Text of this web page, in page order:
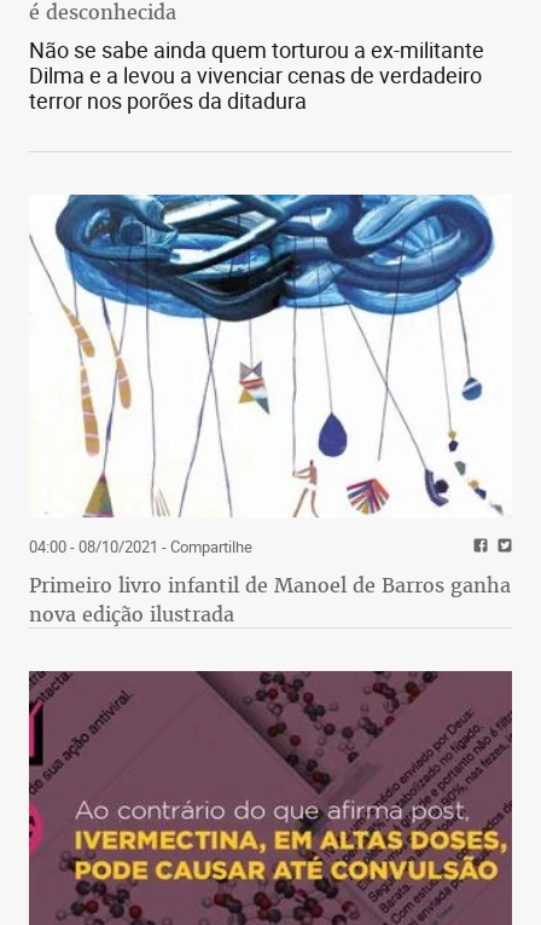
é desconhecida
Não se sabe ainda quem torturou a ex-militante
Dilma e a levou a vivenciar cenas de verdadeiro
terror nos porões da ditadura
04:00 - 08/10/2021 - Compartilhe
Primeiro livro infantil de Manoel de Barros ganha
nova edição ilustrada